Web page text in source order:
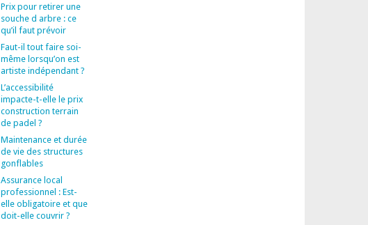
Prix pour retirer une
souche d arbre : ce
qu’il faut prévoir
Faut-il tout faire soi-
même lorsqu’on est
artiste indépendant ?
L’accessibilité
impacte-t-elle le prix
construction terrain
de padel ?
Maintenance et durée
de vie des structures
gonflables
Assurance local
professionnel : Est-
elle obligatoire et que
doit-elle couvrir ?